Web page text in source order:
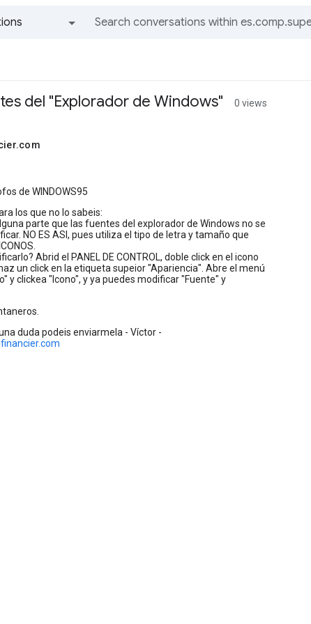
del "Explorador de Windows" 0 views
de WINDOWS95
los que no lo sabeis:
parte que las fuentes del explorador de Windows no se
NO ES ASI, pues utiliza el tipo de letra y tamaño que
Abrid el PANEL DE CONTROL, doble click en el icono
un click en la etiqueta supeior "Apariencia". Abre el menú
y clickea "Icono", y ya puedes modificar "Fuente" y
duda podeis enviarmela - Víctor -